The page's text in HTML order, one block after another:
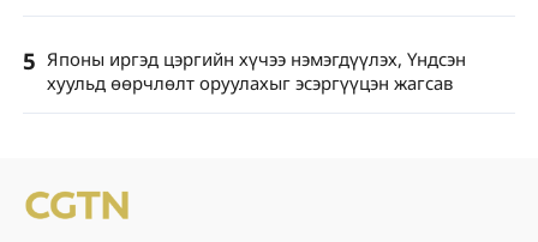
5 Японы иргэд цэргийн хүчээ нэмэгдүүлэх, Үндсэн
хуульд өөрчлөлт оруулахыг эсэргүүцэн жагсав